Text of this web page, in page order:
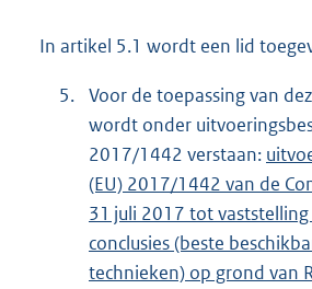
In artikel 5.1 wordt een lid
5. Voor de toepassing van
wordt onder
2017/1442 verstaan: E
x
t
e
r
(EU) 2017/1442 van de
31 juli 2017 tot vaststelling
conclusies (beste
technieken) op grond van